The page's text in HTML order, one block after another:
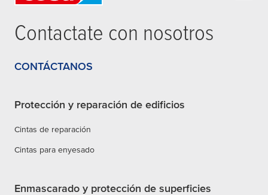
Contactate con nosotros
CONTÁCTANOS
Protección y reparación de edificios
Cintas de reparación
Cintas para enyesado
Enmascarado y protección de superficies